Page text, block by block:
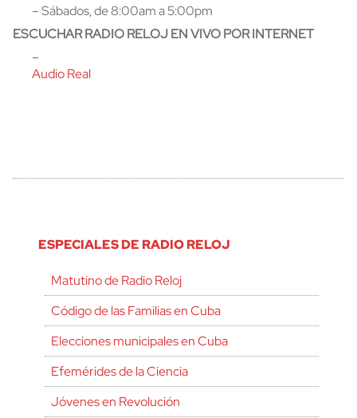
– Sábados, de 8:00am a 5:00pm
ESCUCHAR RADIO RELOJ EN VIVO POR INTERNET
–
Audio Real
ESPECIALES DE RADIO RELOJ
Matutino de Radio Reloj
Código de las Familias en Cuba
Elecciones municipales en Cuba
Efemérides de la Ciencia
Jóvenes en Revolución